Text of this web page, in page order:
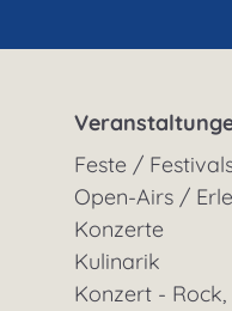
Feste /
Open-Airs /
Konzerte
Kulinarik
Konzert -